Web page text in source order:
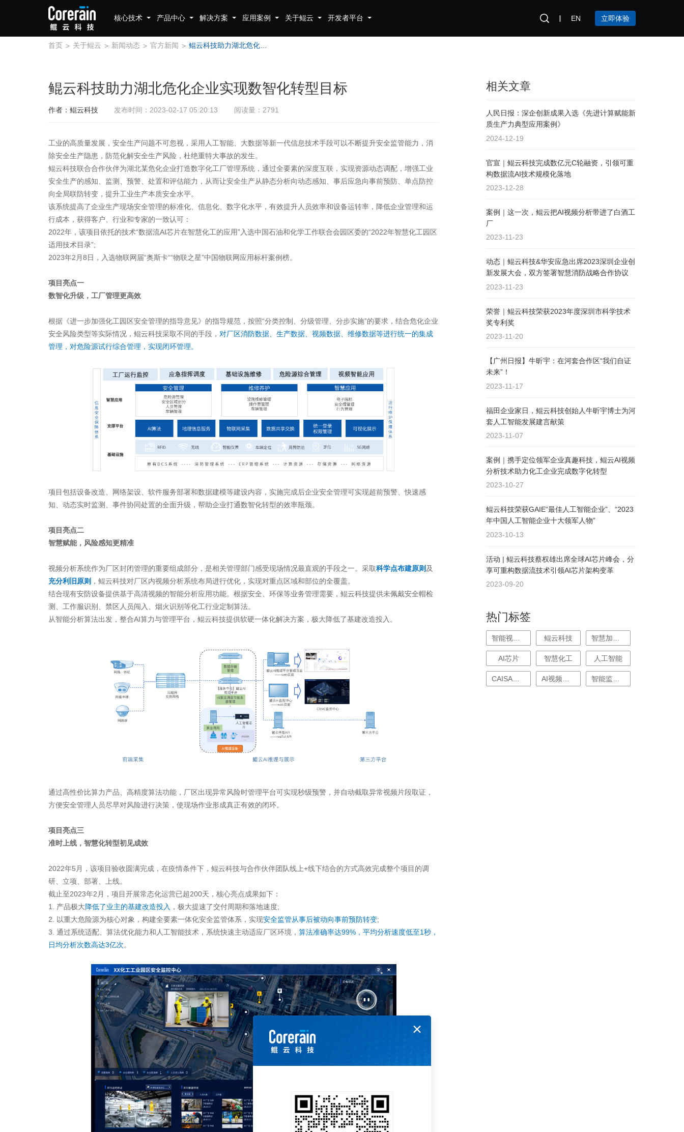
核心技术 产品中心 解决方案 应用案例 关于鲲云 开发者平台 EN 立即体验
首页 > 关于鲲云 > 新闻动态 > 官方新闻 > 鲲云科技助力湖北危化企业实现数智化转型目标
鲲云科技助力湖北危化企业实现数智化转型目标
作者：鲲云科技 发布时间：2023-02-17 05:20:13 阅读量：2791
工业的高质量发展，安全生产问题不可忽视，采用人工智能、大数据等新一代信息技术手段可以不断提升安全监管能力，消
除安全生产隐患，防范化解安全生产风险，杜绝重特大事故的发生。
鲲云科技联合合作伙伴为湖北某危化企业打造数字化工厂管理系统，通过全要素的深度互联，实现资源动态调配，增强工业
安全生产的感知、监测、预警、处置和评估能力，从而让安全生产从静态分析向动态感知、事后应急向事前预防、单点防控
向全局联防转变，提升工业生产本质安全水平。
该系统提高了企业生产现场安全管理的标准化、信息化、数字化水平，有效提升人员效率和设备运转率，降低企业管理和运
行成本，获得客户、行业和专家的一致认可：
2022年，该项目依托的技术“数据流AI芯片在智慧化工的应用”入选中国石油和化学工作联合会园区委的“2022年智慧化工园区
适用技术目录”;
2023年2月8日，入选物联网届“奥斯卡““物联之星”中国物联网应用标杆案例榜。
项目亮点一
数智化升级，工厂管理更高效
根据《进一步加强化工园区安全管理的指导意见》的指导规范，按照“分类控制、分级管理、分步实施”的要求，结合危化企业
安全风险类型等实际情况，鲲云科技采取不同的手段， 对厂区消防数据、生产数据、视频数据、维修数据等进行统一的集成
管理，对危险源试行综合管理，实现闭环管理。
项目包括设备改造、网络架设、软件服务部署和数据建模等建设内容，实施完成后企业安全管理可实现超前预警、快速感
知、动态实时监测、事件协同处置的全面升级，帮助企业打通数智化转型的效率瓶颈。
项目亮点二
智慧赋能，风险感知更精准
视频分析系统作为厂区封闭管理的重要组成部分，是相关管理部门感受现场情况最直观的手段之一。采取科学点布建原则 及
充分利旧原则 ，鲲云科技对厂区内视频分析系统布局进行优化，实现对重点区域和部位的全覆盖。
结合现有安防设备提供基于高清视频的智能分析应用功能。根据安全、环保等业务管理需要，鲲云科技提供未佩戴安全帽检
测、工作服识别、禁区人员闯入、烟火识别等化工行业定制算法。
从智能分析算法出发，整合AI算力与管理平台，鲲云科技提供软硬一体化解决方案，极大降低了基建改造投入。
通过高性价比算力产品、高精度算法功能，厂区出现异常风险时管理平台可实现秒级预警，并自动截取异常视频片段取证，
方便安全管理人员尽早对风险进行决策，使现场作业形成真正有效的闭环。
项目亮点三
准时上线，智慧化转型初见成效
2022年5月，该项目验收圆满完成，在疫情条件下，鲲云科技与合作伙伴团队线上+线下结合的方式高效完成整个项目的调
研、立项、部署、上线。
截止至2023年2月，项目开展常态化运营已超200天，核心亮点成果如下：
1. 产品极大降低了业主的基建改造投入 ，极大提速了交付周期和落地速度;
2. 以重大危险源为核心对象，构建全要素一体化安全监管体系，实现安全监管从事后被动向事前预防转变;
3. 通过系统适配、算法优化能力和人工智能技术，系统快速主动适应厂区环境， 算法准确率达99%，平均分析速度低至1秒，
日均分析次数高达3亿次。
相关文章
人民日报：深企创新成果入选《先进计算赋能新
质生产力典型应用案例》
2024-12-19
官宣｜鲲云科技完成数亿元C轮融资，引领可重
构数据流AI技术规模化落地
2023-12-28
案例｜这一次，鲲云把AI视频分析带进了白酒工
厂
2023-11-23
动态｜鲲云科技&华安应急出席2023深圳企业创
新发展大会，双方签署智慧消防战略合作协议
2023-11-23
荣誉｜鲲云科技荣获2023年度深圳市科学技术
奖专利奖
2023-11-20
【广州日报】牛昕宇：在河套合作区“我们自证
未来”！
2023-11-17
福田企业家日，鲲云科技创始人牛昕宇博士为河
套人工智能发展建言献策
2023-11-07
案例｜携手定位领军企业真趣科技，鲲云AI视频
分析技术助力化工企业完成数字化转型
2023-10-27
鲲云科技荣获GAIE“最佳人工智能企业”、“2023
年中国人工智能企业十大领军人物”
2023-10-13
活动 | 鲲云科技蔡权雄出席全球AI芯片峰会，分
享可重构数据流技术引领AI芯片架构变革
2023-09-20
热门标签
智能视频分析 鲲云科技 智慧加油站
AI芯片 智慧化工 人工智能
CAISA芯片 AI视频分析 智能监控系统